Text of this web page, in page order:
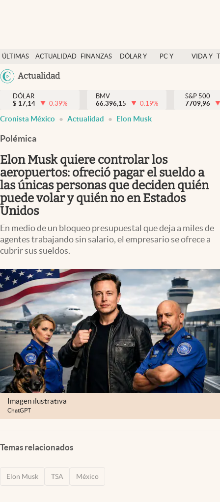
ÚLTIMAS
NOTICIAS
ACTUALIDAD
FINANZAS
DÓLAR Y
PC Y
VIDA Y
México
Actualidad
Actualidad
Finanzas y economía
Dólar y mercados
Pc y celular
Vida y estilo
Tv
Clima
Espiritualidad
abre en nueva pestaña
México
DÓLAR
$ 17,14 -0.39%
BMV
66.396,15
-0.19%
S&P 500
7709,96
Cronista México Actualidad Elon Musk
Polémica
Elon Musk quiere controlar los
aeropuertos: ofreció pagar el sueldo a
las únicas personas que deciden quién
puede volar y quién no en Estados
Unidos
En medio de un bloqueo presupuestal que deja a miles de
agentes trabajando sin salario, el empresario se ofrece a
cubrir sus sueldos.
Imagen ilustrativa
ChatGPT
Temas relacionados
Elon Musk TSA México